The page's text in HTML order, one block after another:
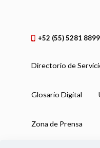
+52 (55) 5281 8899
Directorio de
Glosario Digital
Zona de Prensa